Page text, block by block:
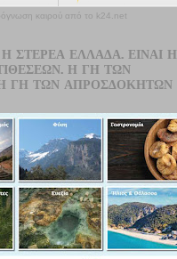
καιρού από το k24.net
Η ΣΤΕΡΕΆ ΕΛΛΆΔΑ. ΕΊΝΑΙ Η
Η ΓΗ ΤΩΝ
ΓΗ ΤΩΝ ΑΠΡΟΣΔΌΚΗΤΩΝ